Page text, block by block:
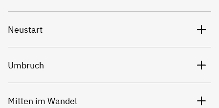
Neustart
Umbruch
Mitten im Wandel